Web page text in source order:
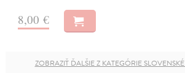
8,00 €
ZOBRAZIŤ ĎALŠIE Z KATEGÓRIE